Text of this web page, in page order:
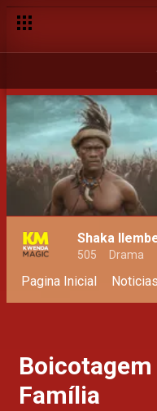
Shaka
505 Drama
Pagina Inicial Noticias
Boicotagem
Família